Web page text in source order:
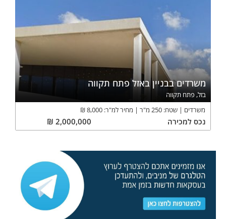
משרדים בבניין באזל פתח תקווה
בזל, פתח תקווה
משרדים
שטח: 250 מ"ר מחיר למ"ר: 8,000
₪
נכס למכירה 2,000,000
₪